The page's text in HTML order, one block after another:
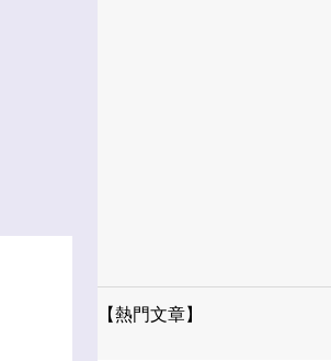
【熱門文章】